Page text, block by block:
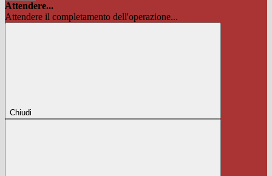
Attendere...
Attendere il completamento dell'operazione...
Chiudi